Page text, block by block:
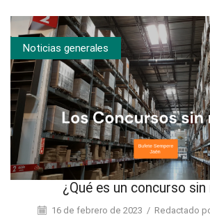
Noticias generales
¿Qué es un concurso sin
16 de febrero de 2023 / Redactado